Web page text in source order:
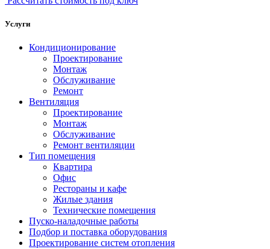
Услуги
Кондиционирование
Проектирование
Монтаж
Обслуживание
Ремонт
Вентиляция
Проектирование
Монтаж
Обслуживание
Ремонт вентиляции
Тип помещения
Квартира
Офис
Рестораны и кафе
Жилые здания
Технические помещения
Пуско-наладочные работы
Подбор и поставка оборудования
Проектирование систем отопления